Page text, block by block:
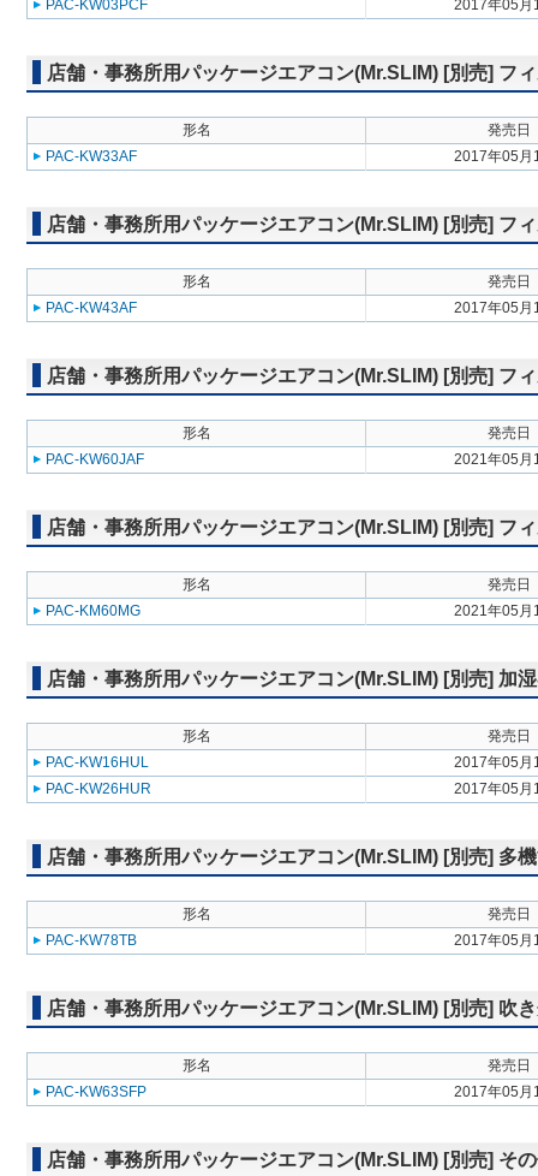
PAC-KW03PCF
2017年05月
店舗・事務所用パッケージエアコン(Mr.SLIM) [別売] フ
形名
発売日
PAC-KW33AF
2017年05月
店舗・事務所用パッケージエアコン(Mr.SLIM) [別売] フ
形名
発売日
PAC-KW43AF
2017年05月
店舗・事務所用パッケージエアコン(Mr.SLIM) [別売] フ
形名
発売日
PAC-KW60JAF
2021年05月
店舗・事務所用パッケージエアコン(Mr.SLIM) [別売] フ
形名
発売日
PAC-KM60MG
2021年05月
店舗・事務所用パッケージエアコン(Mr.SLIM) [別売] 加
形名
発売日
PAC-KW16HUL
2017年05月
PAC-KW26HUR
2017年05月
店舗・事務所用パッケージエアコン(Mr.SLIM) [別売] 多
形名
発売日
PAC-KW78TB
2017年05月
店舗・事務所用パッケージエアコン(Mr.SLIM) [別売] 吹
形名
発売日
PAC-KW63SFP
2017年05月
店舗・事務所用パッケージエアコン(Mr.SLIM) [別売] そ